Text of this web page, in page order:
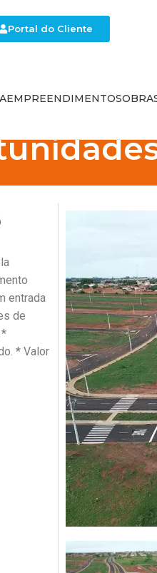
Portal do Cliente
EMPREENDIMENTOS
entrada
de
*
* Valor